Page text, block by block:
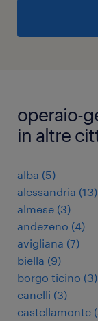
operaio-
in altre
alba (5)
alessandria (13)
almese (3)
andezeno (4)
avigliana (7)
biella (9)
borgo ticino (3)
canelli (3)
castellamonte (